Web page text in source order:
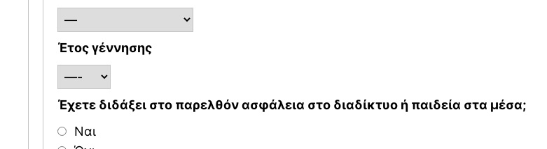
Έτος γέννησης
Έχετε διδάξει στο παρελθόν ασφάλεια στο διαδίκτυο ή παιδεία στα μέσα;
Ναι